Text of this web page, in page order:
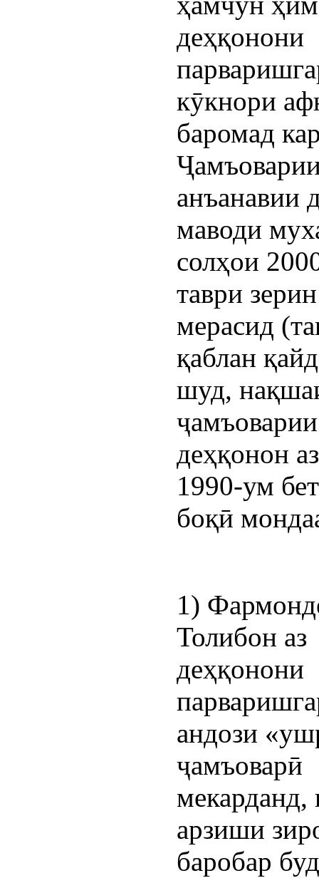
деҳқонони
кӯкнори
баромад
анъанавии
маводи
солҳои
таври
мерасид
қаблан
шуд,
деҳқонон
1990-ум
боқӣ
1)
Толибон аз
деҳқонони
андози
ҷамъоварӣ
мекарданд,
арзиши
баробар